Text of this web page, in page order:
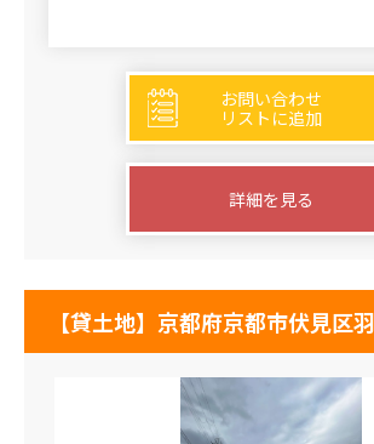
お問い合わせ
リストに追加
詳細を見る
【貸土地】京都府京都市伏見区